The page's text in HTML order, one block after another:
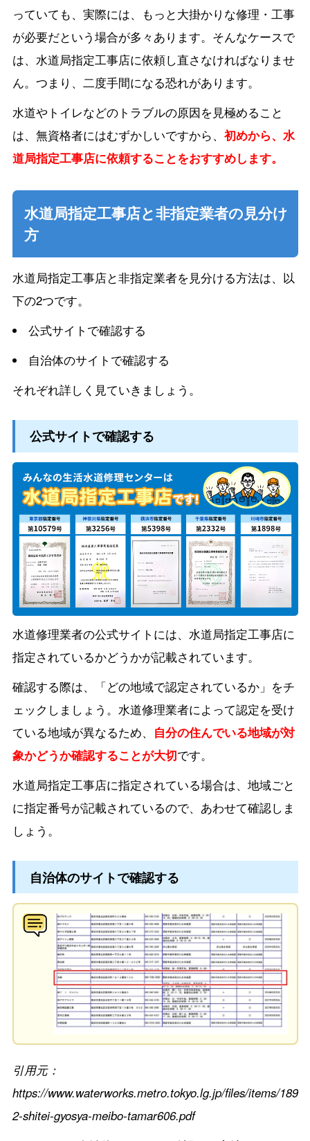
っていても、実際には、もっと大掛かりな修理・工事
が必要だという場合が多々あります。そんなケースで
は、水道局指定工事店に依頼し直さなければなりませ
ん。つまり、二度手間になる恐れがあります。
水道やトイレなどのトラブルの原因を見極めること
は、無資格者にはむずかしいですから、 初めから、水
道局指定工事店に依頼することをおすすめします。
水道局指定工事店と非指定業者の見分け
方
水道局指定工事店と非指定業者を見分ける方法は、以
下の2つです。
公式サイトで確認する
自治体のサイトで確認する
それぞれ詳しく見ていきましょう。
公式サイトで確認する
水道修理業者の公式サイトには、水道局指定工事店に
指定されているかどうかが記載されています。
確認する際は、「どの地域で認定されているか」をチ
ェックしましょう。水道修理業者によって認定を受け
ている地域が異なるため、
自分の住んでいる地域が対
象かどうか確認することが大切です。
水道局指定工事店に指定されている場合は、地域ごと
に指定番号が記載されているので、あわせて確認しま
しょう。
自治体のサイトで確認する
引用元：
https://www.waterworks.metro.tokyo.lg.jp/files/items/
2-shitei-gyosya-meibo-tamar606.pdf